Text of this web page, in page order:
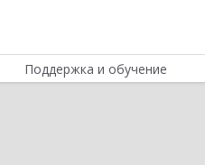
Поддержка и обучение